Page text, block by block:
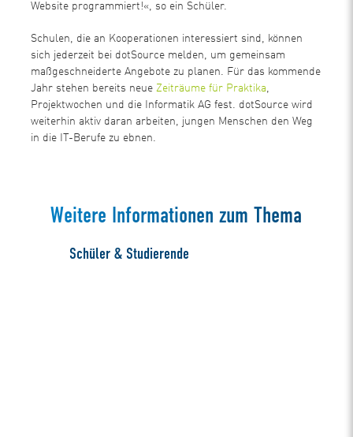
Website programmiert!«, so ein Schüler.
Schulen, die an Kooperationen interessiert sind, können
sich jederzeit bei dotSource melden, um gemeinsam
maßgeschneiderte Angebote zu planen. Für das kommende
Jahr stehen bereits neueZeiträume für Praktika,
Projektwochen und die Informatik AG fest. dotSource wird
weiterhin aktiv daran arbeiten, jungen Menschen den Weg
in die IT-Berufe zu ebnen.
Weitere Informationen zum Thema
Schüler & Studierende